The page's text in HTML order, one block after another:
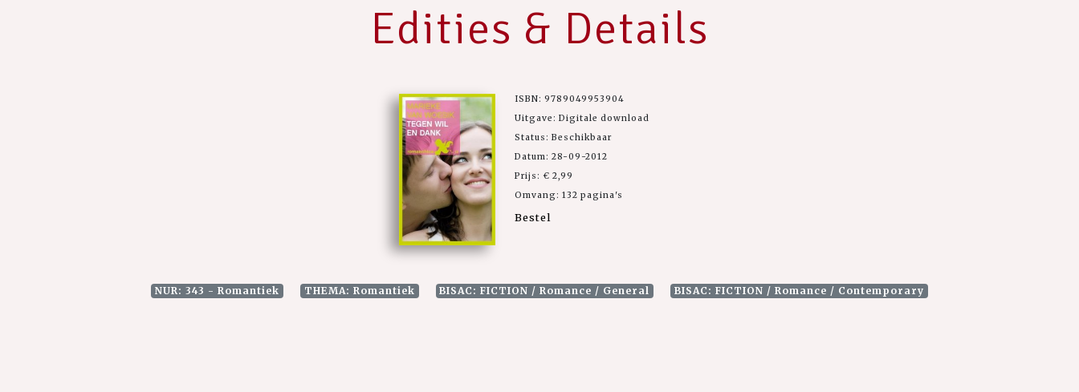
Edities & Details
ISBN: 9789049953904
Uitgave: Digitale download
Status: Beschikbaar
Datum: 28-09-2012
Prijs: € 2,99
Omvang: 132 pagina's
Bestel
NUR: 343 - Romantiek THEMA: Romantiek BISAC: FICTION / Romance / General BISAC: FICTION / Romance / Contemporary